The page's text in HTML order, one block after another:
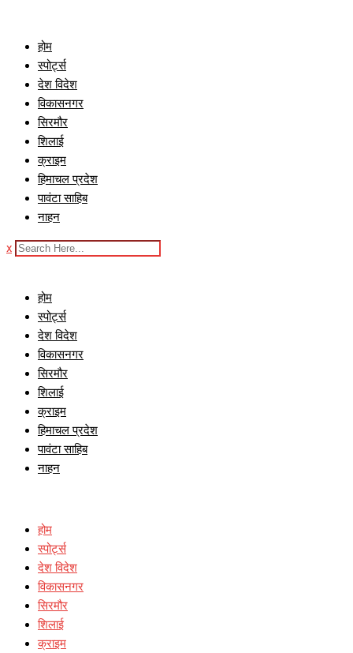
contentहोम
स्पोर्ट्स
देश विदेश
विकासनगर
सिरमौर
शिलाई
क्राइम
हिमाचल प्रदेश
पावंटा साहिब
नाहन
x
होम
स्पोर्ट्स
देश विदेश
विकासनगर
सिरमौर
शिलाई
क्राइम
हिमाचल प्रदेश
पावंटा साहिब
नाहन
होम
स्पोर्ट्स
देश विदेश
विकासनगर
सिरमौर
शिलाई
क्राइम